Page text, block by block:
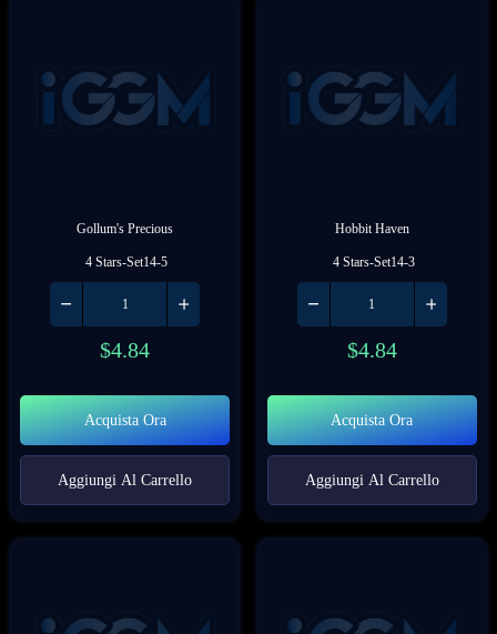
Gollum's Precious
4 Stars-Set14-5
$4.84
Acquista Ora
Aggiungi Al Carrello
Hobbit Haven
4 Stars-Set14-3
$4.84
Acquista Ora
Aggiungi Al Carrello